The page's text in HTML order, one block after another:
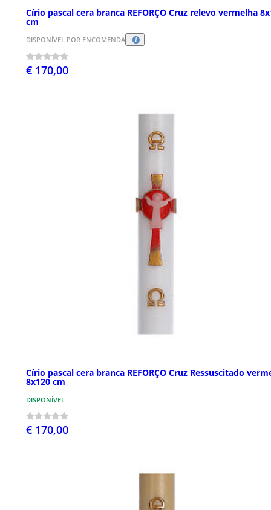
Círio pascal cera branca REFORÇO Cruz relevo vermelha
cm
DISPONÍVEL POR ENCOMENDA
€ 170,00
Círio pascal cera branca REFORÇO Cruz Ressuscitado
8x120 cm
DISPONÍVEL
€ 170,00